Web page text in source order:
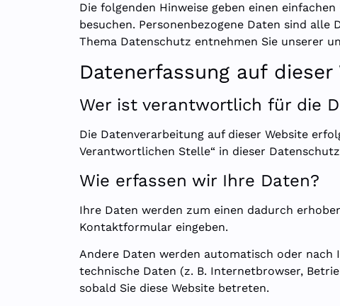
Die folgenden Hinweise geben einen
besuchen. Personenbezogene Daten sind
Thema Datenschutz entnehmen Sie unserer
Datenerfassung auf dieser
Wer ist verantwortlich für die
Die Datenverarbeitung auf dieser Website
Verantwortlichen Stelle“ in dieser
Wie erfassen wir Ihre Daten?
Ihre Daten werden zum einen dadurch
Kontaktformular eingeben.
Andere Daten werden automatisch oder nach
technische Daten (z. B. Internetbrowser,
sobald Sie diese Website betreten.